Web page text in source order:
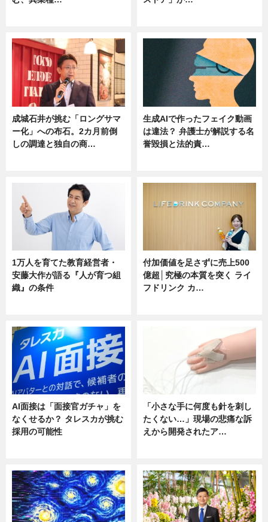
成城石井が挑む「ロングサマ
ー化」への布石。2カ月前倒
しの調達と独自の商…
生成AIで作ったフェイク動画
は違法？ 弁護士が解説する名
誉毀損と法的責…
1万人を育てた教育経営者・
安藤大作が語る『人が育つ組
織』の条件
付加価値を足さずに売上500
億超│究極の本質を突く ライ
フドリンク カ…
AI面接は「面接官ガチャ」を
なくせるか？ タレスカが挑む
採用の可能性
「小さな手に何度も針を刺し
たくない…」現場の悲痛な訴
えから開発されたア…